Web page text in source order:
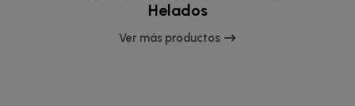
Helados
Ver más productos